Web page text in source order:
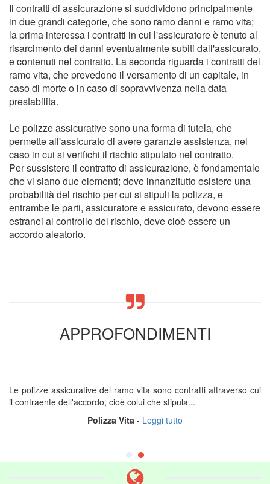
Il contratti di assicurazione si suddividono principalmente
in due grandi categorie, che sono ramo danni e ramo vita;
la prima interessa i contratti in cui l'assicuratore è tenuto al
risarcimento dei danni eventualmente subiti dall'assicurato,
e contenuti nel contratto. La seconda riguarda i contratti del
ramo vita, che prevedono il versamento di un capitale, in
caso di morte o in caso di sopravvivenza nella data
prestabilita.
Le polizze assicurative sono una forma di tutela, che
permette all'assicurato di avere garanzie assistenza, nel
caso in cui si verifichi il rischio stipulato nel contratto.
Per sussistere il contratto di assicurazione, è fondamentale
che vi siano due elementi; deve innanzitutto esistere una
probabilità del rischio per cui si stipuli la polizza, e
entrambe le parti, assicuratore e assicurato, devono essere
estranei al controllo del rischio, deve cioè essere un
accordo aleatorio.
APPROFONDIMENTI
Le polizze assicurative del ramo vita sono contratti attraverso cui
il contraente dell'accordo, cioè colui che stipula...
Polizza Vita - Leggi tutto